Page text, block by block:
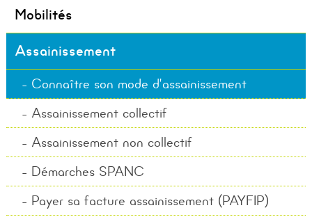
Mobilités
Assainissement
Connaître son mode d’assainissement
Assainissement collectif
Assainissement non collectif
Démarches SPANC
Payer sa facture assainissement (PAYFIP)